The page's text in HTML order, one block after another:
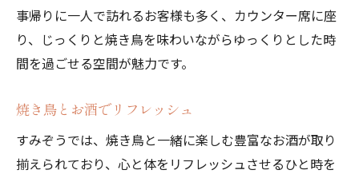
事帰りに一人で訪れるお客様も多く、カウンター席に座
り、じっくりと焼き鳥を味わいながらゆっくりとした時
間を過ごせる空間が魅力です。
焼き鳥とお酒でリフレッシュ
すみぞうでは、焼き鳥と一緒に楽しむ豊富なお酒が取り
揃えられており、心と体をリフレッシュさせるひと時を